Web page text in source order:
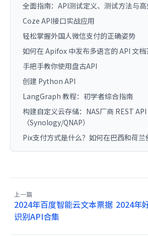
全面指南：API测试定义、测试方法与
Coze API接口实战应用
轻松掌握外国人微信支付的正确姿势
如何在 Apifox 中发布多语言的 API 文档
手把手教你使用盘古API
创建 Python API
LangGraph 教程：初学者综合指南
构建自定义云存储：NAS厂商 REST
（Synology/QNAP）
Pix支付方式是什么？如何在巴西和荷兰
上一篇
2024年百度智能云文本票据
识别API合集
2024年